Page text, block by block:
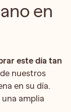
en
este día tan
nuestros
en su día.
una amplia